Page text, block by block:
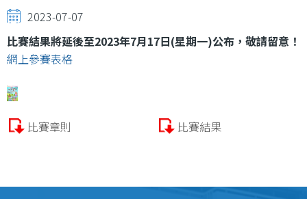
2023-07-07
比賽結果將延後至2023年7月17日(星期一)公布，敬請留意！
網上參賽表格
比賽章則 比賽結果